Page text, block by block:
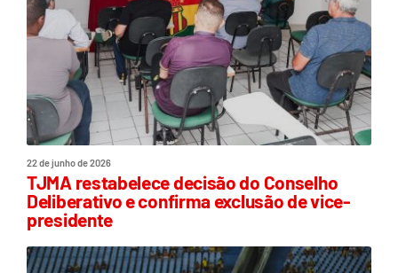
22 de junho de 2026
TJMA restabelece decisão do Conselho
Deliberativo e confirma exclusão de vice-
presidente